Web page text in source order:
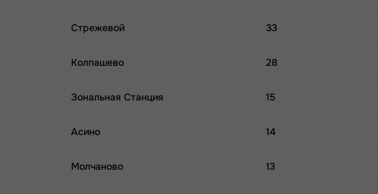
Стрежевой 33
Колпашево 28
Зональная Станция 15
Асино 14
Молчаново 13